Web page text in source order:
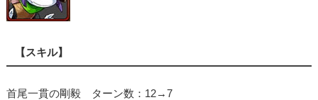
【スキル】
首尾一貫の剛毅 ターン数：12→7